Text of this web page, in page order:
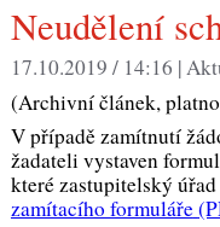
Neudělení
17.10.2019 / 14:16 |
(Archivní článek,
V případě zamítnutí
žadateli vystaven
které zastupitelský
zamítacího formuláře